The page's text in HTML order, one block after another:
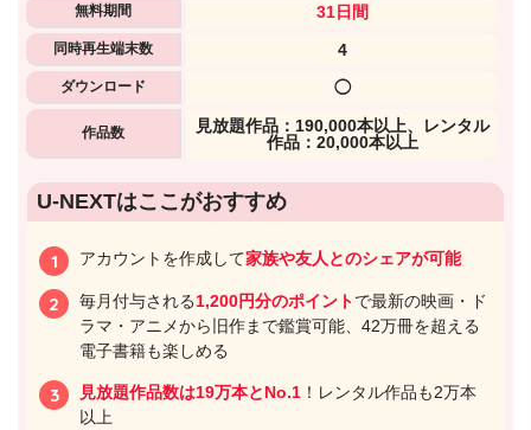
無料期間 31日間
同時再生端末数 4
ダウンロード ◯
作品数
⾒放題作品：190,000本以上、レンタル
作品：20,000本以上
U-NEXTはここがおすすめ
アカウントを作成して家族や友人とのシェアが可能
毎月付与される1,200円分のポイントで最新の映画・ド
ラマ・アニメから旧作まで鑑賞可能、42万冊を超える
電子書籍も楽しめる
見放題作品数は19万本とNo.1 ！レンタル作品も2万本
以上